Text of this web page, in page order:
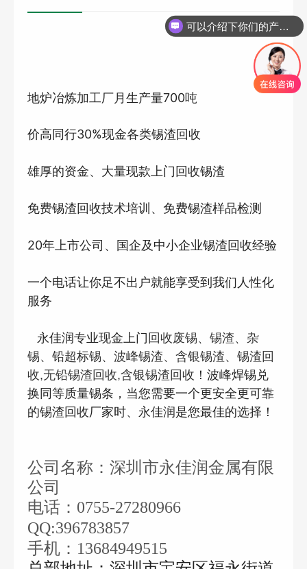
地炉冶炼加工厂月生产量700吨
价高同行30%现金各类锡渣回收
雄厚的资金、大量现款上门回收锡渣
免费锡渣回收技术培训、免费锡渣样品检测
20年上市公司、国企及中小企业锡渣回收经验
一个电话让你足不出户就能享受到我们人性化
服务
永佳润专业现金上门 回收废锡、锡渣、杂
锡、铅超标锡、波峰锡渣、含银锡渣、锡渣回
收,无铅锡渣回收,含银锡渣回收 ！波峰焊锡兑
换同等质量锡条，当您需要一个更安全更可靠
的锡渣回收厂家时、永佳润是您最佳的选择！
公司名称：深圳市永佳润金属有限
公司
电话： 0755-27280966
QQ:396783857
手机： 13684949515
可以介绍下你们的产品么